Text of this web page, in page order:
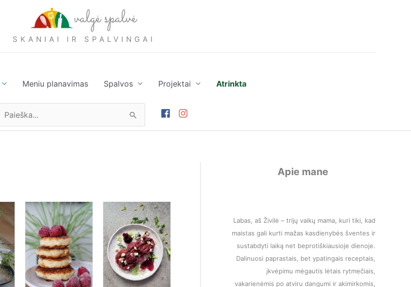
SKANIAI IR SPALVINGAI
Meniu planavimas Spalvos Projektai Atrinkta
Ieškoti:
Apie mane
Labas, aš Živilė – trijų vaikų mama, kuri tiki, kad
maistas gali kurti mažas kasdienybės šventes ir
sustabdyti laiką net beprotiškiausioje dienoje.
Dalinuosi paprastais, bet ypatingais receptais,
įkvėpimu mėgautis lėtais rytmečiais,
vakarienėmis po atviru dangumi ir akimirkomis,